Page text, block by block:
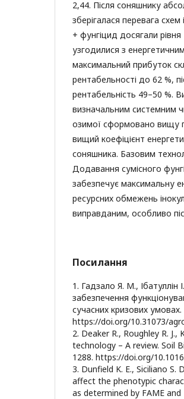
2,44. Після соняшнику
зберігалася перевага схем
+ фунгіцид досягали
узгодилися з
максимальний прибуток
рентабельності до 62 %,
рентабельність 49–50 %.
визначальним системним
озимої сформовано вищу
вищий коефіцієнт
соняшника. Базовим
Додавання сумісного
забезпечує максимальну
ресурсних обмежень
виправданим, особливо
Посилання
1. Гадзало Я. М., Ібатуллін
забезпечення
сучасних кризових
https://doi.org/10.31073/
2. Deaker R., Roughley R.
technology – A review. Soil
1288. https://doi.org/
3. Dunfield K. E., Siciliano S.
affect the phenotypic
as determined by FAME